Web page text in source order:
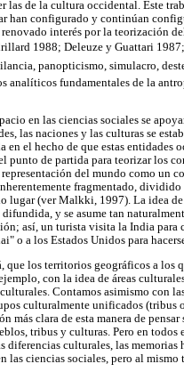
las de la cultura occidental. Este
han configurado y continúan
interés por la teorización
1988; Deleuze y Guattari
panopticismo, simulacro,
analíticos fundamentales de la
en las ciencias sociales se
las naciones y las culturas se
en el hecho de que estas
punto de partida para teorizar los
del mundo como un
fragmentado,
lugar (ver Malkki, 1997). La idea
y se asume tan
así, un turista visita la India
o a los Estados Unidos para
que los territorios geográficos a los
con la idea de áreas
Contamos asimismo con
culturalmente unificados
más clara de esta manera de
tribus y culturas. Pero en todos
diferencias culturales, las
ciencias sociales, pero al